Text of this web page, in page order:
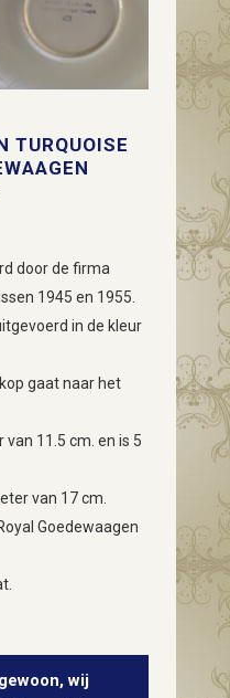
TURQUOISE
door de firma
1945 en 1955.
in de kleur
gaat naar het
11.5 cm. en is 5
van 17 cm.
Goedewaagen
wij